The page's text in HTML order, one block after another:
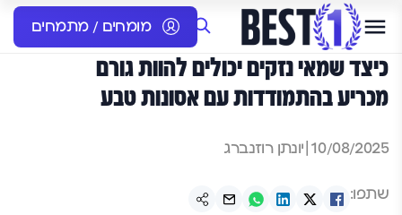
מומחים / מתמחים
כיצד שמאי נזקים יכולים להוות גורם
מכריע בהתמודדות עם אסונות טבע
10/08/2025 יונתן רוזנברג
שתפו: